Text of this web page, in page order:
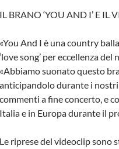
IL BRANO ‘YOU AND I’ E IL
«You And I è una country
‘love song’ per eccellenza
«Abbiamo suonato questo
anticipandolo durante i
commenti a fine concerto, e
Italia e in Europa durante il
Le riprese del videoclip sono